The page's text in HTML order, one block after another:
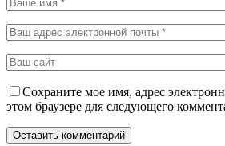
Сохраните мое имя, адрес
этом браузере для следующего